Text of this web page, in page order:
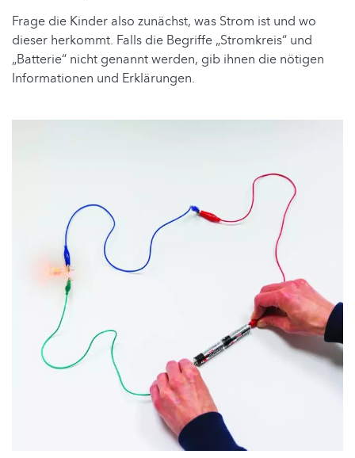
Frage die Kinder also zunächst, was Strom ist und wo
dieser herkommt. Falls die Begriffe „Stromkreis“ und
„Batterie“ nicht genannt werden, gib ihnen die nötigen
Informationen und Erklärungen.